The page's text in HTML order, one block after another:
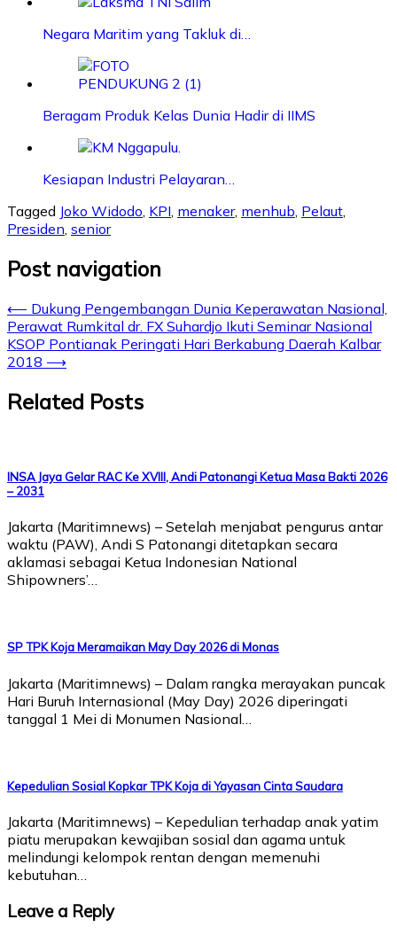
Negara Maritim yang Takluk di…
Beragam Produk Kelas Dunia Hadir di IIMS
Kesiapan Industri Pelayaran…
Tagged Joko Widodo, KPI, menaker, menhub, Pelaut,
Presiden, senior
Post navigation
⟵ Dukung Pengembangan Dunia Keperawatan Nasional,
Perawat Rumkital dr. FX Suhardjo Ikuti Seminar Nasional
KSOP Pontianak Peringati Hari Berkabung Daerah Kalbar
2018 ⟶
Related Posts
INSA Jaya Gelar RAC Ke XVIII, Andi Patonangi Ketua Masa Bakti 2026
– 2031
Jakarta (Maritimnews) – Setelah menjabat pengurus antar
waktu (PAW), Andi S Patonangi ditetapkan secara
aklamasi sebagai Ketua Indonesian National
Shipowners’…
SP TPK Koja Meramaikan May Day 2026 di Monas
Jakarta (Maritimnews) – Dalam rangka merayakan puncak
Hari Buruh Internasional (May Day) 2026 diperingati
tanggal 1 Mei di Monumen Nasional…
Kepedulian Sosial Kopkar TPK Koja di Yayasan Cinta Saudara
Jakarta (Maritimnews) – Kepedulian terhadap anak yatim
piatu merupakan kewajiban sosial dan agama untuk
melindungi kelompok rentan dengan memenuhi
kebutuhan…
Leave a Reply